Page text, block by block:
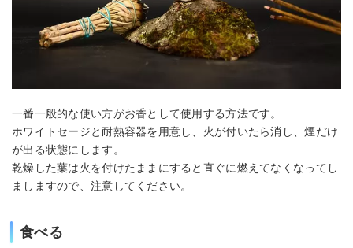
一番一般的な使い方がお香として使用する方法です。
ホワイトセージと耐熱容器を用意し、火が付いたら消し、煙だけ
が出る状態にします。
乾燥した葉は火を付けたままにすると直ぐに燃えてなくなってし
ましますので、注意してください。
食べる